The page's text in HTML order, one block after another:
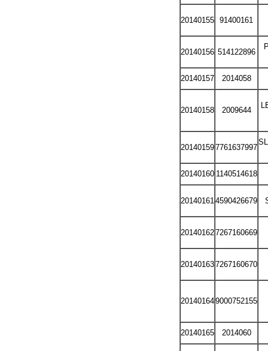
20140155 91400161
20140156 514122896
20140157 2014058
20140158 2009644
201401597761637997
20140160 1140514618
20140161 4590426679
201401627267160669
201401637267160670
201401649000752155
20140165 2014060